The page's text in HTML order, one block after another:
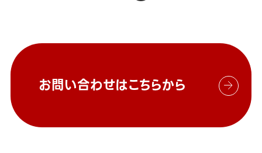
お問い合わせはこちらから